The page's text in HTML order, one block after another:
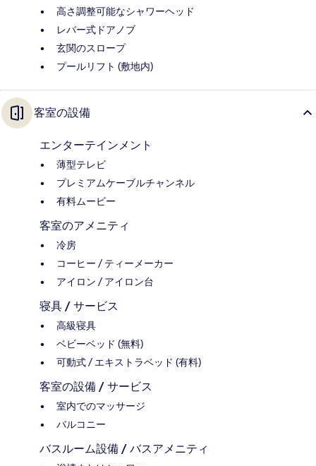
高さ調整可能なシャワーヘッド
レバー式ドアノブ
玄関のスロープ
プールリフト (敷地内)
客室の設備
エンターテインメント
薄型テレビ
プレミアムケーブルチャンネル
有料ムービー
客室のアメニティ
冷房
コーヒー / ティーメーカー
アイロン / アイロン台
寝具 / サービス
高級寝具
ベビーベッド (無料)
可動式 / エキストラベッド (有料)
客室の設備 / サービス
室内でのマッサージ
バルコニー
バスルーム設備 / バスアメニティ